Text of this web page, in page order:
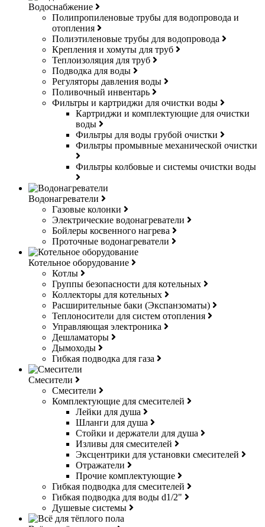
Водоснабжение
Полипропиленовые трубы для водопровода и
отопления
Полиэтиленовые трубы для водопровода
Крепления и хомуты для труб
Теплоизоляция для труб
Подводка для воды
Регуляторы давления воды
Поливочный инвентарь
Фильтры и картриджи для очистки воды
Картриджи и комплектующие для очистки
воды
Фильтры для воды грубой очистки
Фильтры промывные механической очистки
Фильтры колбовые и системы очистки воды
Водонагреватели
Газовые колонки
Электрические водонагреватели
Бойлеры косвенного нагрева
Проточные водонагреватели
Котельное оборудование
Котлы
Группы безопасности для котельных
Коллекторы для котельных
Расширительные баки (Экспанзоматы)
Теплоносители для систем отопления
Управляющая электроника
Дешламаторы
Дымоходы
Гибкая подводка для газа
Смесители
Смесители
Комплектующие для смесителей
Лейки для душа
Шланги для душа
Стойки и держатели для душа
Изливы для смесителей
Эксцентрики для установки смесителей
Отражатели
Прочие комплектующие
Гибкая подводка для смесителей
Гибкая подводка для воды d1/2"
Душевые системы